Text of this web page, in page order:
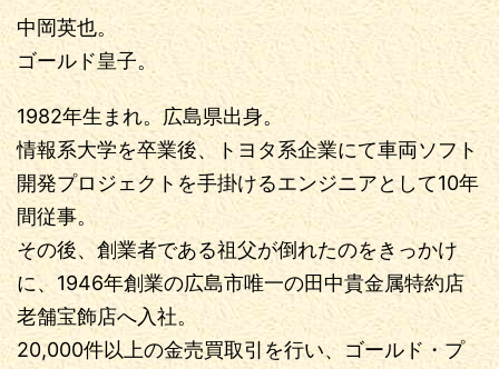
中岡英也。
ゴールド皇子。
1982年生まれ。広島県出身。
情報系大学を卒業後、トヨタ系企業にて車両ソフト
開発プロジェクトを手掛けるエンジニアとして10年
間従事。
その後、創業者である祖父が倒れたのをきっかけ
に、1946年創業の広島市唯一の田中貴金属特約店
老舗宝飾店へ入社。
20,000件以上の金売買取引を行い、ゴールド・プ